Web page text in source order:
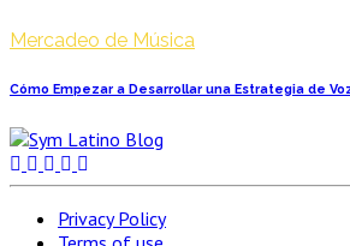
Mercadeo de Música
Cómo Empezar a Desarrollar una Estrategia de
Privacy Policy